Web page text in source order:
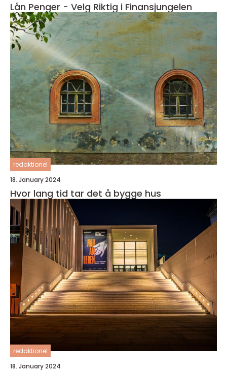
Lån Penger - Velg Riktig i Finansjungelen
redaktionel
18. January 2024
Hvor lang tid tar det å bygge hus
redaktionel
18. January 2024